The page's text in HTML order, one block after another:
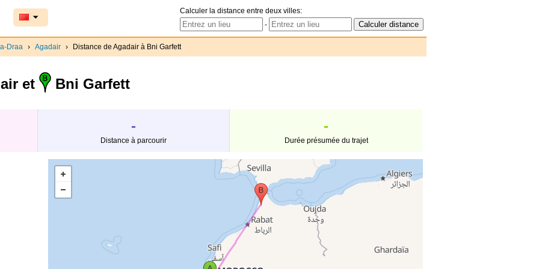
Calculer la distance entre deux villes:
-
Draa › Agadair › Distance de Agadair à Bni Garfett
et Bni Garfett
-
Distance à parcourir
-
Durée présumée du trajet